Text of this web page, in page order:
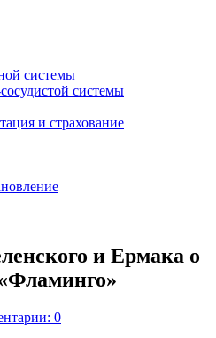
системы
системы
и страхование
и Ермака о
0